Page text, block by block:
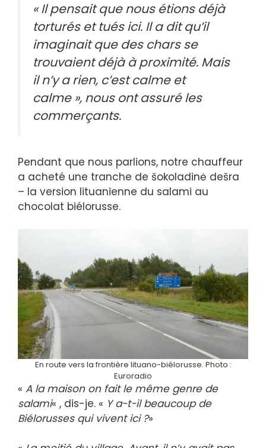
« Il pensait que nous étions déjà
torturés et tués ici. Il a dit qu’il
imaginait que des chars se
trouvaient déjà à proximité. Mais
il n’y a rien, c’est calme et
calme », ​​nous ont assuré les
commerçants.
Pendant que nous parlions, notre chauffeur
a acheté une tranche de šokoladinė dešra
– la version lituanienne du salami au
chocolat biélorusse.
En route vers la frontière lituano-biélorusse. Photo :
Euroradio
« A la maison on fait le même genre de
salami« , dis-je. « Y a-t-il beaucoup de
Biélorusses qui vivent ici ?»